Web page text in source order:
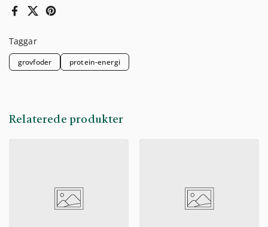
FacebookX (Twitter)Pinterest
Taggar
grovfoder protein-energi
Relaterede produkter